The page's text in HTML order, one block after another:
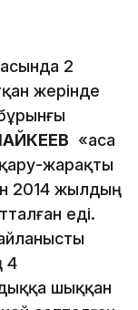
2
жерінде
«аса
жарақты
2014 жылдың
еді.
4
шыққан